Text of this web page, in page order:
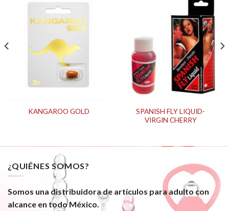
KANGAROO GOLD
SPANISH FLY LIQUID-
VIRGIN CHERRY
¿QUIÉNES SOMOS?
Somos una distribuidora de artículos para adulto con
alcance en todo México.